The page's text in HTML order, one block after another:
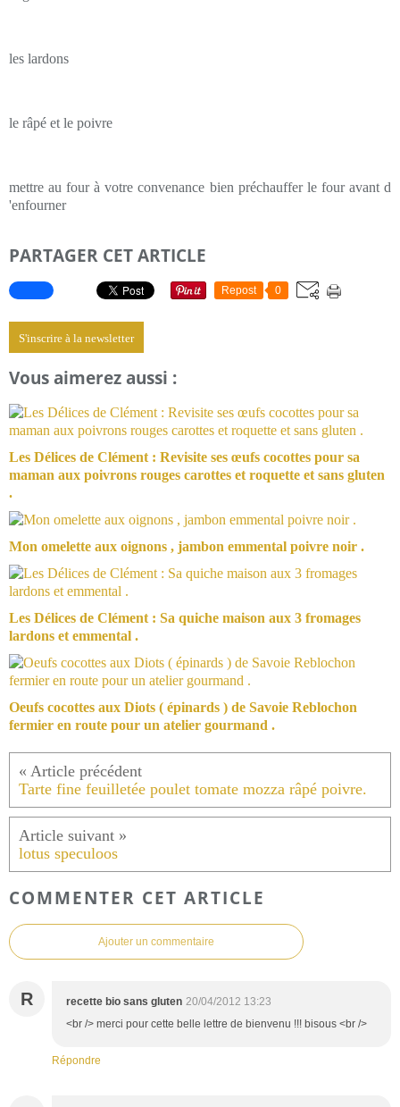
les lardons
le râpé et le poivre
mettre au four à votre convenance bien préchauffer le four avant d
'enfourner
PARTAGER CET ARTICLE
Repost 0
S'inscrire à la newsletter
Vous aimerez aussi :
Les Délices de Clément : Revisite ses œufs cocottes pour sa
maman aux poivrons rouges carottes et roquette et sans gluten
.
Mon omelette aux oignons , jambon emmental poivre noir .
Les Délices de Clément : Sa quiche maison aux 3 fromages
lardons et emmental .
Oeufs cocottes aux Diots ( épinards ) de Savoie Reblochon
fermier en route pour un atelier gourmand .
Tarte fine feuilletée poulet tomate mozza râpé poivre.
lotus speculoos
COMMENTER CET ARTICLE
Ajouter un commentaire
R recette bio sans gluten 20/04/2012 13:23
<br /> merci pour cette belle lettre de bienvenu !!! bisous <br />
Répondre